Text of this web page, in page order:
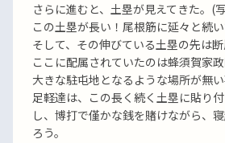
さらに進むと、土塁が見えてきた。(
この土塁が長い！尾根筋に延々と続
そして、その伸びている土塁の先は
ここに配属されていたのは蜂須賀家
大きな駐屯地となるような場所が無
足軽達は、この長く続く土塁に貼り
し、博打で僅かな銭を賭けながら、
ろう。